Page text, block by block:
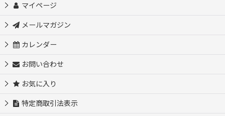
OEM制作依頼 オリジナル製品作ります
クリスタルガラス商品
マイページ
メールマガジン
カレンダー
お問い合わせ
お気に入り
特定商取引法表示